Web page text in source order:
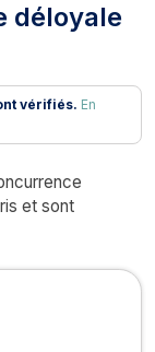
déloyale
vérifiés. En
et sont
à